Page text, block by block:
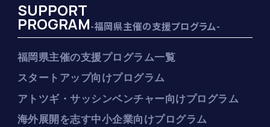
SUPPORT
PROGRAM-福岡県主催の支援プログラム-
福岡県主催の支援プログラム一覧
スタートアップ向けプログラム
アトツギ・サッシンベンチャー向けプログラム
海外展開を志す中小企業向けプログラム